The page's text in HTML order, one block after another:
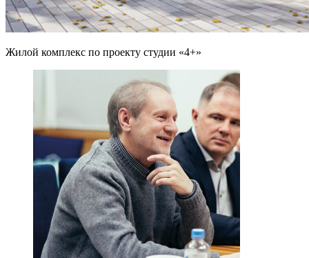
Жилой комплекс по проекту студии «4+»